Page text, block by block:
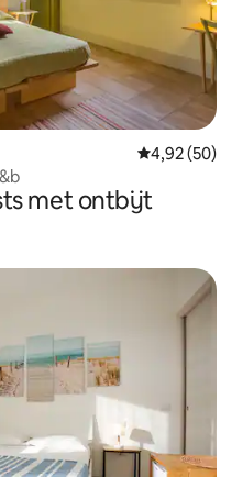
Gemiddelde
4,92 (50)
met ontbijt